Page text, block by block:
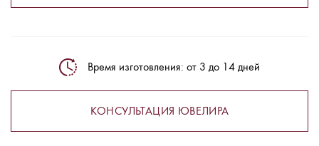
Время изготовления: от 3 до 14 дней
КОНСУЛЬТАЦИЯ ЮВЕЛИРА